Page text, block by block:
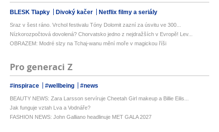
BLESK Tlapky Divoký kačer Netflix filmy a seriály
Sraz v šest ráno. Vrchol festivalu Tóny Dolomit zazní za úsvitu ve 300...
Nízkorozpočtová dovolená? Chorvatsko jedno z nejdražších v Evropě! Lev...
OBRAZEM: Modré slzy na Tchaj-wanu mění moře v magickou říši
Pro generaci Z
#inspirace #wellbeing #news
BEAUTY NEWS: Zara Larsson servíruje Cheetah Girl makeup a Billie Eilis...
Jak funguje vztah Lva a Vodnáře?
FASHION NEWS: John Galliano headlinuje MET GALA 2027